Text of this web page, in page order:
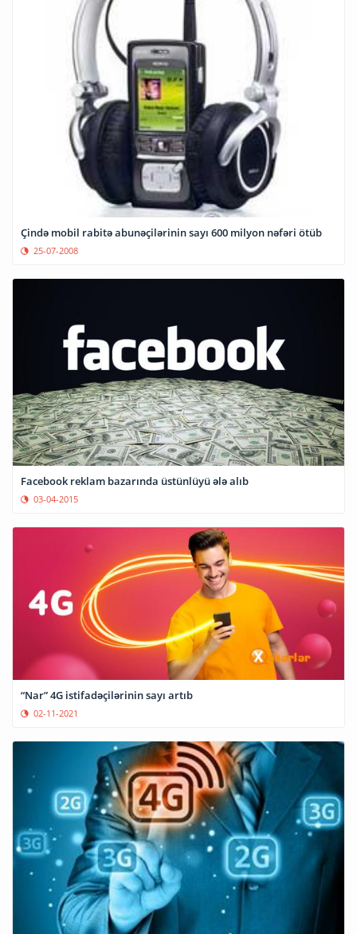
Çində mobil rabitə abunəçilərinin sayı 600 milyon nəfəri ötüb
25-07-2008
Facebook reklam bazarında üstünlüyü ələ alıb
03-04-2015
“Nar” 4G istifadəçilərinin sayı artıb
02-11-2021